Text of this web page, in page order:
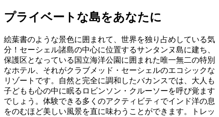
プライベートな島をあなたに
絵葉書のような景色に囲まれて、世界を独り占めしている気
分！セーシェル諸島の中心に位置するサンタンヌ島に建ち、
保護区となっている国立海洋公園に囲まれた唯一無二の特別
なホテル、それがクラブメッド・セーシェルのエコシックな
リゾートです。自然と完全に調和したバカンスでは、大人も
子どもも心の中に眠るロビンソン・クルーソーを呼び覚ます
でしょう。体験できる多くのアクティビティでインド洋の息
をのむほど美しい風景を直に味わうことができます。トレッ